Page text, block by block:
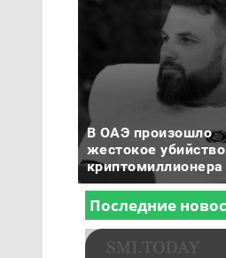
В ОАЭ произошло
жестокое убийство
криптомиллионера